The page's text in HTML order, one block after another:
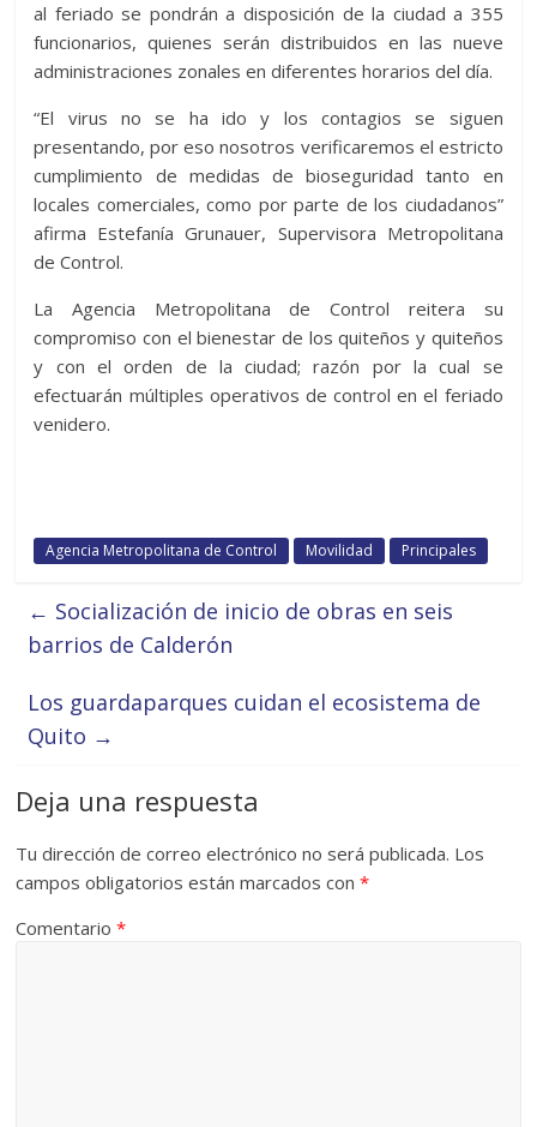
al feriado se pondrán a disposición de la ciudad a 355
funcionarios, quienes serán distribuidos en las nueve
administraciones zonales en diferentes horarios del día.
“El virus no se ha ido y los contagios se siguen
presentando, por eso nosotros verificaremos el estricto
cumplimiento de medidas de bioseguridad tanto en
locales comerciales, como por parte de los ciudadanos”
afirma Estefanía Grunauer, Supervisora Metropolitana
de Control.
La Agencia Metropolitana de Control reitera su
compromiso con el bienestar de los quiteños y quiteños
y con el orden de la ciudad; razón por la cual se
efectuarán múltiples operativos de control en el feriado
venidero.
Agencia Metropolitana de Control Movilidad Principales
← Socialización de inicio de obras en seis
barrios de Calderón
Los guardaparques cuidan el ecosistema de
Quito →
Deja una respuesta
Tu dirección de correo electrónico no será publicada. Los
campos obligatorios están marcados con*
Comentario*